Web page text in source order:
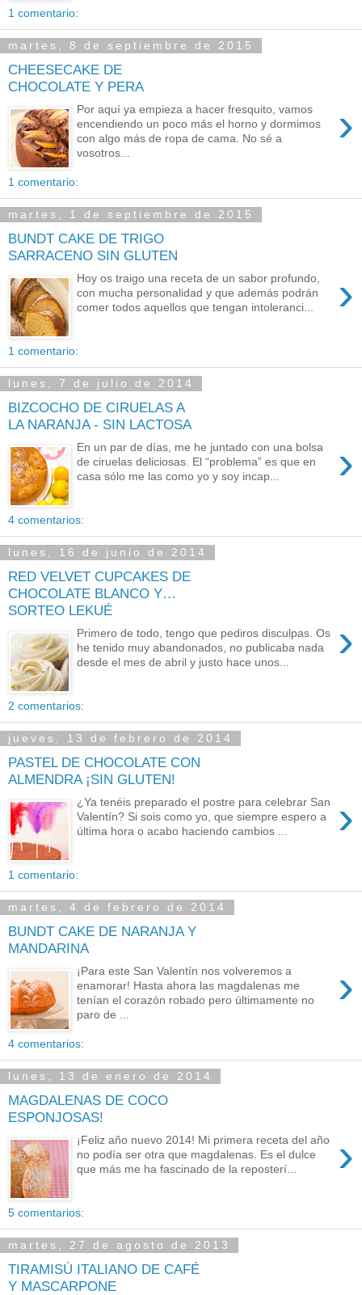
1 comentario:
martes, 8 de septiembre de 2015
CHEESECAKE DE
CHOCOLATE Y PERA
›
Por aquí ya empieza a hacer fresquito, vamos
encendiendo un poco más el horno y dormimos
con algo más de ropa de cama. No sé a
vosotros...
1 comentario:
martes, 1 de septiembre de 2015
BUNDT CAKE DE TRIGO
SARRACENO SIN GLUTEN
›
Hoy os traigo una receta de un sabor profundo,
con mucha personalidad y que además podrán
comer todos aquellos que tengan intoleranci...
1 comentario:
lunes, 7 de julio de 2014
BIZCOCHO DE CIRUELAS A
LA NARANJA - SIN LACTOSA
›
En un par de días, me he juntado con una bolsa
de ciruelas deliciosas. El “problema” es que en
casa sólo me las como yo y soy incap...
4 comentarios:
lunes, 16 de junio de 2014
RED VELVET CUPCAKES DE
CHOCOLATE BLANCO Y…
SORTEO LEKUÉ
›
Primero de todo, tengo que pediros disculpas. Os
he tenido muy abandonados, no publicaba nada
desde el mes de abril y justo hace unos...
2 comentarios:
jueves, 13 de febrero de 2014
PASTEL DE CHOCOLATE CON
ALMENDRA ¡SIN GLUTEN!
›
¿Ya tenéis preparado el postre para celebrar San
Valentín? Si sois como yo, que siempre espero a
última hora o acabo haciendo cambios ...
1 comentario:
martes, 4 de febrero de 2014
BUNDT CAKE DE NARANJA Y
MANDARINA
›
¡Para este San Valentín nos volveremos a
enamorar! Hasta ahora las magdalenas me
tenían el corazón robado pero últimamente no
paro de ...
4 comentarios:
lunes, 13 de enero de 2014
MAGDALENAS DE COCO
ESPONJOSAS!
›
¡Feliz año nuevo 2014! Mi primera receta del año
no podía ser otra que magdalenas. Es el dulce
que más me ha fascinado de la reposterí...
5 comentarios:
martes, 27 de agosto de 2013
TIRAMISÚ ITALIANO DE CAFÉ
Y MASCARPONE